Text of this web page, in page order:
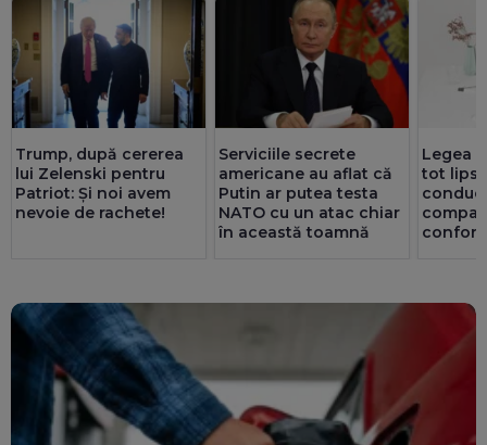
Trump, după cererea
lui Zelenski pentru
Patriot: Și noi avem
nevoie de rachete!
Serviciile secrete
americane au aflat că
Putin ar putea testa
NATO cu un atac chiar
în această toamnă
Legea
tot